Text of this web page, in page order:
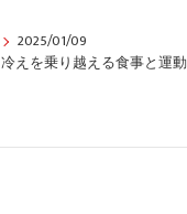
2025/01/09
冷えを乗り越える食事と運動